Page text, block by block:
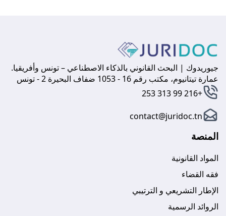
جيوريدوك | البحث القانوني بالذكاء الاصطناعي – تونس وأفريقيا.
عمارة تيتانيوم، مكتب رقم 16 - 1053 ضفاف البحيرة 2 - تونس
+216 99 313 253
contact@juridoc.tn
المنصة
المواد القانونية
فقه القضاء
الإطار التشريعي و الترتيبي
الروائد الرسمية